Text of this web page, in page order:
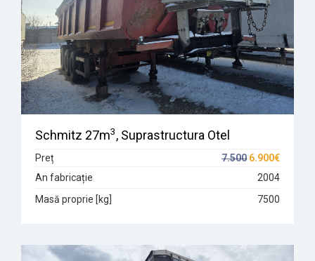
Schmitz 27m3, Suprastructura Otel
Preț 7.500 6.900€
An fabricație
2004
Masă proprie [kg]
7500